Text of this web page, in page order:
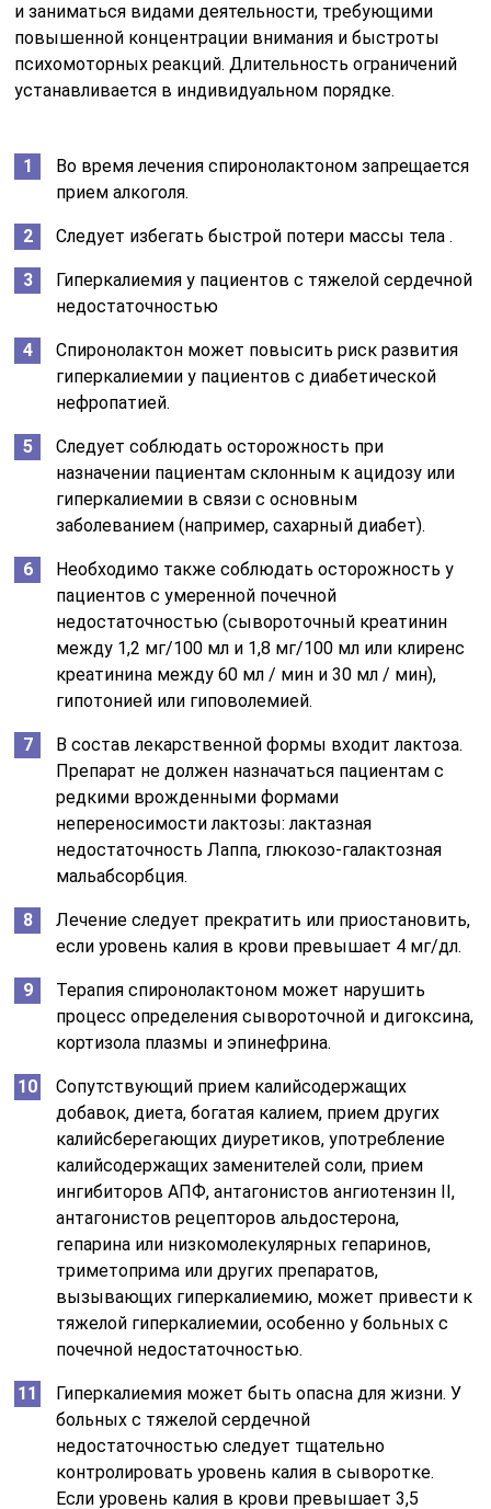
и заниматься видами деятельности, требующими
повышенной концентрации внимания и быстроты
психомоторных реакций. Длительность ограничений
устанавливается в индивидуальном порядке.
Во время лечения спиронолактоном запрещается
прием алкоголя.
Следует избегать быстрой потери массы тела .
Гиперкалиемия у пациентов с тяжелой сердечной
недостаточностью
Спиронолактон может повысить риск развития
гиперкалиемии у пациентов с диабетической
нефропатией.
Следует соблюдать осторожность при
назначении пациентам склонным к ацидозу или
гиперкалиемии в связи с основным
заболеванием (например, сахарный диабет).
Необходимо также соблюдать осторожность у
пациентов с умеренной почечной
недостаточностью (сывороточный креатинин
между 1,2 мг/100 мл и 1,8 мг/100 мл или клиренс
креатинина между 60 мл / мин и 30 мл / мин),
гипотонией или гиповолемией.
В состав лекарственной формы входит лактоза.
Препарат не должен назначаться пациентам с
редкими врожденными формами
непереносимости лактозы: лактазная
недостаточность Лаппа, глюкозо-галактозная
мальабсорбция.
Лечение следует прекратить или приостановить,
если уровень калия в крови превышает 4 мг/дл.
Терапия спиронолактоном может нарушить
процесс определения сывороточной и дигоксина,
кортизола плазмы и эпинефрина.
Сопутствующий прием калийсодержащих
добавок, диета, богатая калием, прием других
калийсберегающих диуретиков, употребление
калийсодержащих заменителей соли, прием
ингибиторов АПФ, антагонистов ангиотензин II,
антагонистов рецепторов альдостерона,
гепарина или низкомолекулярных гепаринов,
триметоприма или других препаратов,
вызывающих гиперкалиемию, может привести к
тяжелой гиперкалиемии, особенно у больных с
почечной недостаточностью.
Гиперкалиемия может быть опасна для жизни. У
больных с тяжелой сердечной
недостаточностью следует тщательно
контролировать уровень калия в сыворотке.
Если уровень калия в крови превышает 3,5